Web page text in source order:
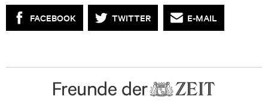
FACEBOOK TWITTER E-MAIL